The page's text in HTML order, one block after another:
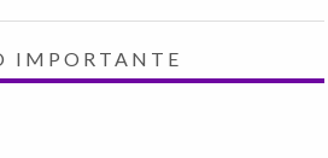
IMPORTANTE